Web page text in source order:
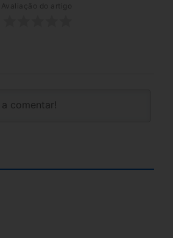
Avaliação do artigo